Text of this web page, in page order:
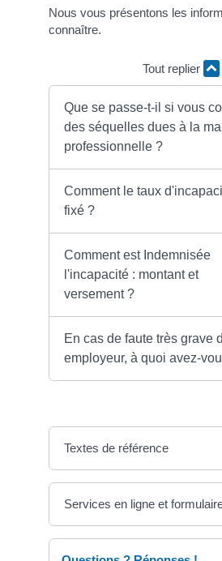
Nous vous présentons les
connaître.
Tout replier
Que se passe-t-il si vous
des séquelles dues à la
professionnelle ?
Comment le taux
fixé ?
Comment est Indemnisée
l'incapacité : montant et
versement ?
En cas de faute très grave
employeur, à quoi avez-
Textes de référence
Services en ligne et